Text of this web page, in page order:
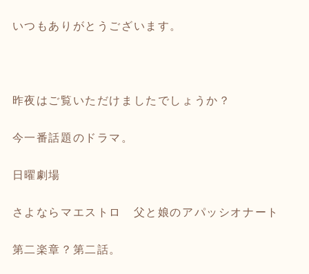
いつもありがとうございます。
昨夜はご覧いただけましたでしょうか？
今一番話題のドラマ。
日曜劇場
さよならマエストロ 父と娘のアパッシオナート
第二楽章？第二話。